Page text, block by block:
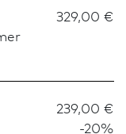
329,00 €
239,00 €
-20%